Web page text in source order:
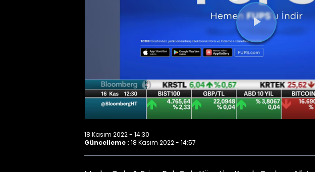
Videoyu
Oynat
18 Kasım 2022 - 14:30
Güncelleme : 18 Kasım 2022 - 14:57